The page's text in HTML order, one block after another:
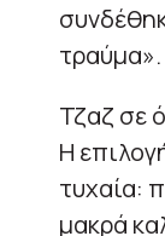
τραύμα».
Τζαζ σε
Η
τυχαία:
μακρά